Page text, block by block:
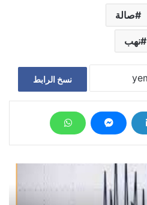
صالة
نهب
نسخ الرابط